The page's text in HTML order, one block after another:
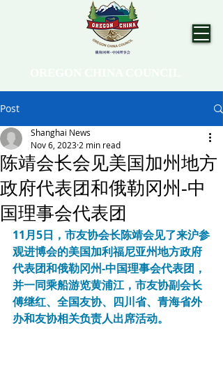
Post
陈靖会长会见美国加州地方
政府代表团和俄勒冈州-中
国理事会代表团
Shanghai News
Nov 6, 2023 2 min read
11月5日，市友协会长陈靖会见了来沪参
观进博会的美国加利福尼亚州地方政府
代表团和俄勒冈州-中国理事会代表团，
并一同乘船游览黄浦江，市友协副会长
傅继红、全国友协、四川省、青海省外
办和友协相关负责人出席活动。